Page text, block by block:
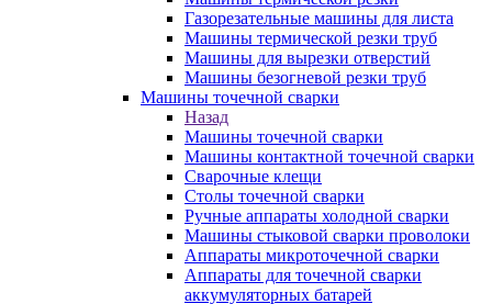
Газорезательные машины для листа
Машины термической резки труб
Машины для вырезки отверстий
Машины безогневой резки труб
Машины точечной сварки
Назад
Машины точечной сварки
Машины контактной точечной сварки
Сварочные клещи
Столы точечной сварки
Ручные аппараты холодной сварки
Машины стыковой сварки проволоки
Аппараты микроточечной сварки
Аппараты для точечной сварки
аккумуляторных батарей